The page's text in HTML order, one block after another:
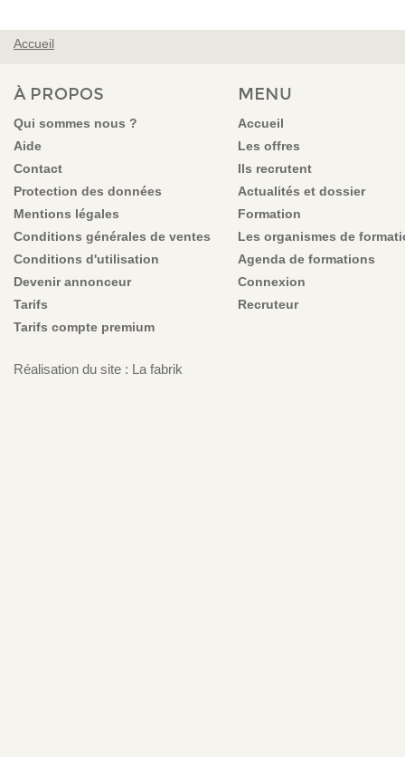
VOUS ÊTES ICI
Accueil
À PROPOS
Qui sommes nous ?
Aide
Contact
Protection des données
Mentions légales
Conditions générales de ventes
Conditions d'utilisation
Devenir annonceur
Tarifs
Tarifs compte premium
MENU
Accueil
Les offres
Ils recrutent
Actualités et dossier
Formation
Les organismes de
Agenda de formations
Connexion
Recruteur
Réalisation du site : La fabrik